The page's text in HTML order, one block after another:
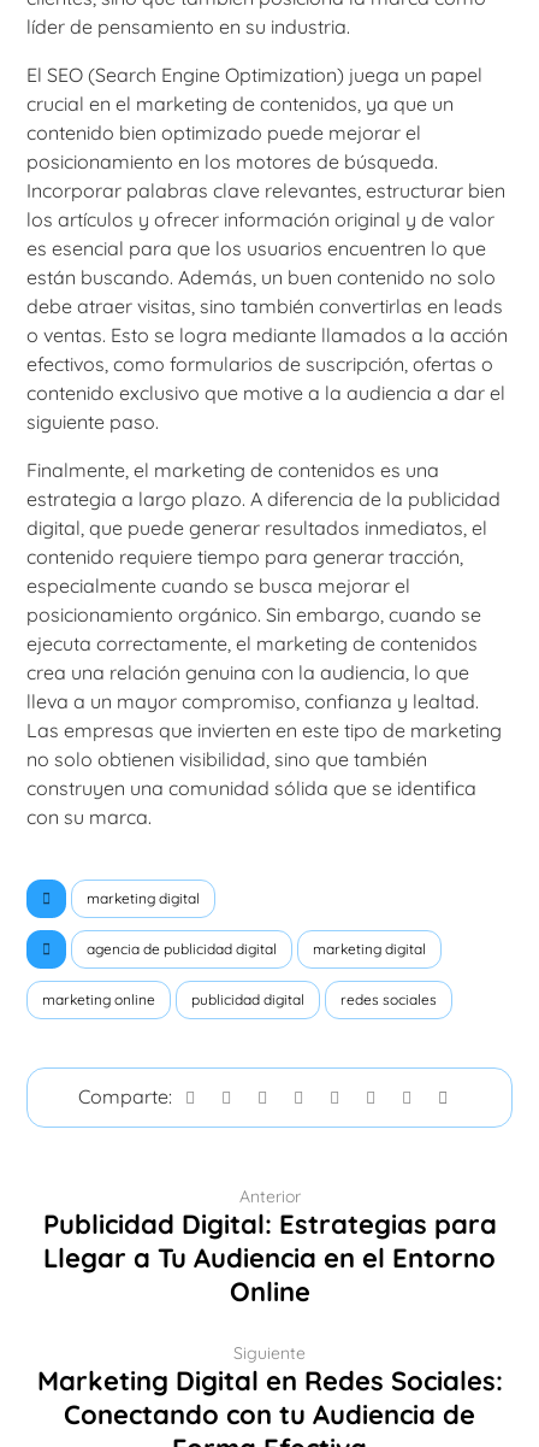
líder de pensamiento en su industria.
El SEO (Search Engine Optimization) juega un papel
crucial en el marketing de contenidos, ya que un
contenido bien optimizado puede mejorar el
posicionamiento en los motores de búsqueda.
Incorporar palabras clave relevantes, estructurar bien
los artículos y ofrecer información original y de valor
es esencial para que los usuarios encuentren lo que
están buscando. Además, un buen contenido no solo
debe atraer visitas, sino también convertirlas en leads
o ventas. Esto se logra mediante llamados a la acción
efectivos, como formularios de suscripción, ofertas o
contenido exclusivo que motive a la audiencia a dar el
siguiente paso.
Finalmente, el marketing de contenidos es una
estrategia a largo plazo. A diferencia de la publicidad
digital, que puede generar resultados inmediatos, el
contenido requiere tiempo para generar tracción,
especialmente cuando se busca mejorar el
posicionamiento orgánico. Sin embargo, cuando se
ejecuta correctamente, el marketing de contenidos
crea una relación genuina con la audiencia, lo que
lleva a un mayor compromiso, confianza y lealtad.
Las empresas que invierten en este tipo de marketing
no solo obtienen visibilidad, sino que también
construyen una comunidad sólida que se identifica
con su marca.
marketing digital
agencia de publicidad digital marketing digital
marketing online publicidad digital redes sociales
Anterior
Publicidad Digital: Estrategias para
Llegar a Tu Audiencia en el Entorno
Online
Siguiente
Marketing Digital en Redes Sociales:
Conectando con tu Audiencia de